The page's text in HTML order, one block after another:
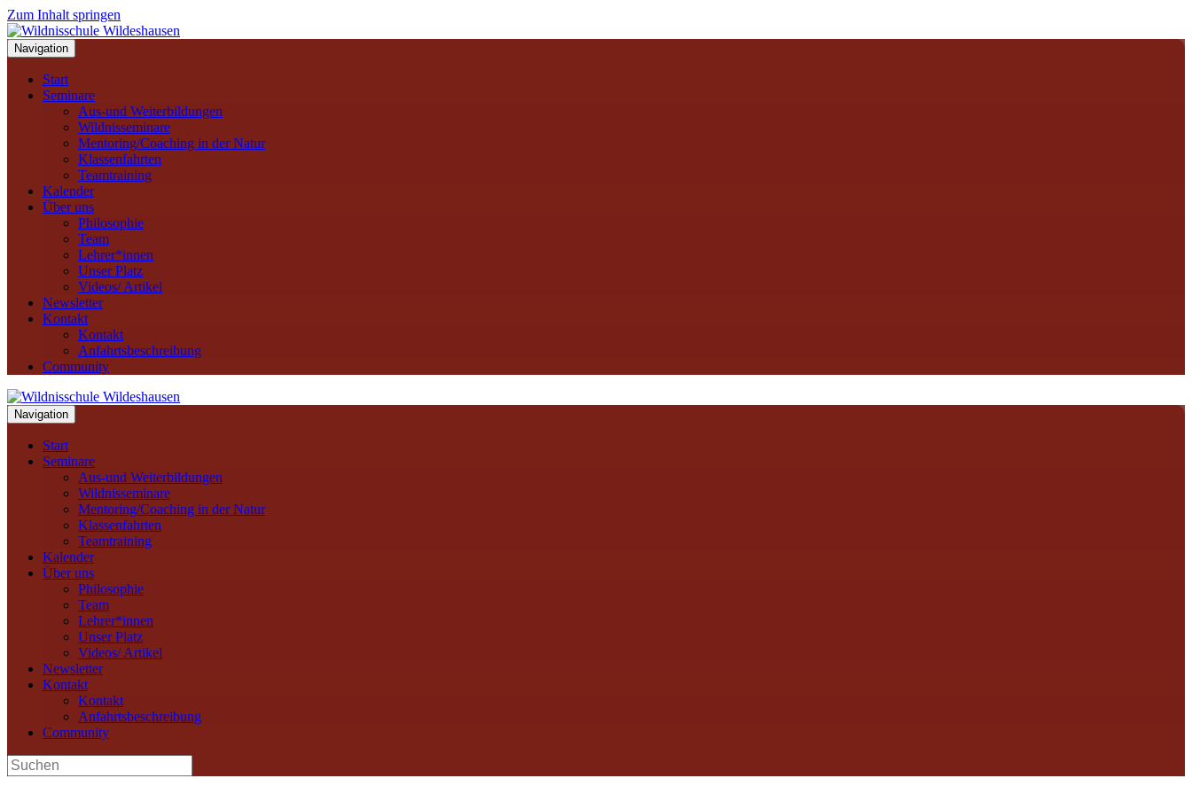
Zum Inhalt springen
Navigation
Start
Seminare
Aus-und Weiterbildungen
Wildnisseminare
Mentoring/Coaching in der Natur
Klassenfahrten
Teamtraining
Kalender
Über uns
Philosophie
Team
Lehrer*innen
Unser Platz
Videos/ Artikel
Newsletter
Kontakt
Kontakt
Anfahrtsbeschreibung
Community
Navigation
Start
Seminare
Aus-und Weiterbildungen
Wildnisseminare
Mentoring/Coaching in der Natur
Klassenfahrten
Teamtraining
Kalender
Über uns
Philosophie
Team
Lehrer*innen
Unser Platz
Videos/ Artikel
Newsletter
Kontakt
Kontakt
Anfahrtsbeschreibung
Community